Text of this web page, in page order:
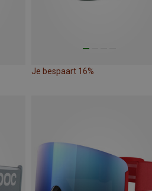
Je bespaart 16%